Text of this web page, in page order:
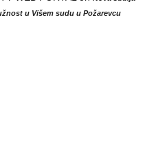
u Višem sudu u Požarevcu